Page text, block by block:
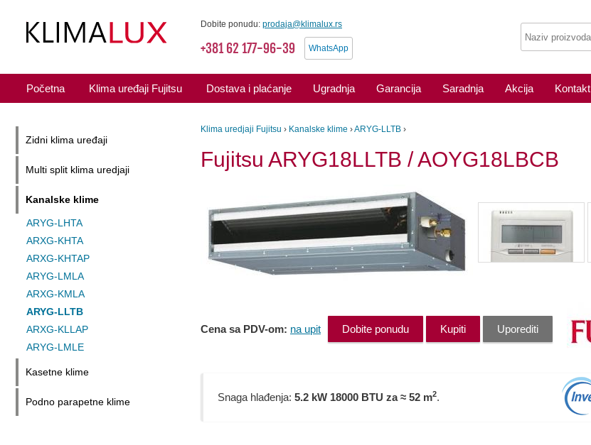
Dobite ponudu: prodaja@klimalux.rs
+381 62 177-96-39 WhatsApp
Početna Klima uređaji Fujitsu Dostava i plaćanje Ugradnja Garancija Saradnja Akcija Kontakt
Klima uredjaji Fujitsu › Kanalske klime ›ARYG-LLTB ›
Fujitsu ARYG18LLTB / AOYG18LBCB
Cena sa PDV-om: na upit Dobite ponudu Kupiti Uporediti
Snaga hlađenja: 5.2 kW 18000 BTU za ≈ 52 m2.
Zidni klima uređaji
Multi split klima uredjaji
Kanalske klime
ARYG-LHTA
ARXG-KHTA
ARXG-KHTAP
ARYG-LMLA
ARXG-KMLA
ARYG-LLTB
ARXG-KLLAP
ARYG-LMLE
Kasetne klime
Podno parapetne klime